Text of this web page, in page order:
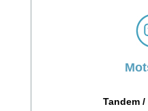
Tandem